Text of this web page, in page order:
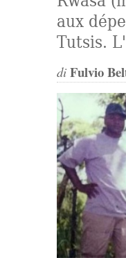
aux
Tutsis.
di Fulvio